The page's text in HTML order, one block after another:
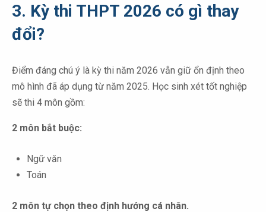
3. Kỳ thi THPT 2026 có gì thay
đổi?
Điểm đáng chú ý là kỳ thi năm 2026 vẫn giữ ổn định theo
mô hình đã áp dụng từ năm 2025. Học sinh xét tốt nghiệp
sẽ thi 4 môn gồm:
2 môn bắt buộc:
Ngữ văn
Toán
2 môn tự chọn theo định hướng cá nhân.